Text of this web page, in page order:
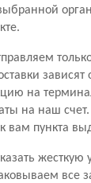
на
на наш счет.
вам пункта
жесткую
все